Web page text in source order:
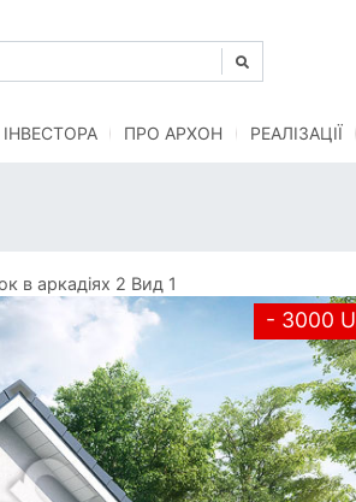
ПРО АРХОН РЕАЛІЗАЦІЇ
в аркадіях 2 Вид 1
- 3000